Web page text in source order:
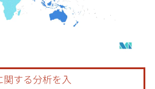
にはCC BY 4.0の表示が必要です。